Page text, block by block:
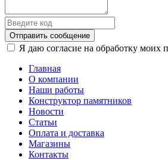
Отправить сообщение
Я даю согласие на обработку моих
Главная
О компании
Наши работы
Конструктор памятников
Новости
Статьи
Оплата и доставка
Магазины
Контакты